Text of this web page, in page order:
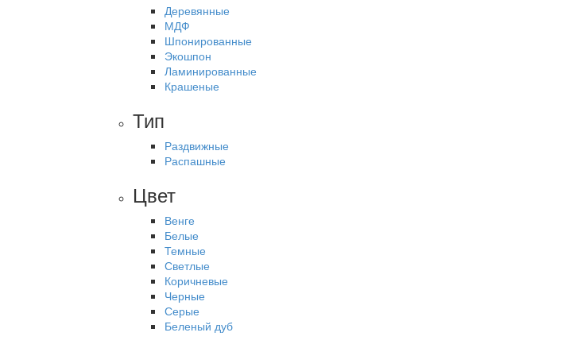
Деревянные
МДФ
Шпонированные
Экошпон
Ламинированные
Крашеные
Тип
Раздвижные
Распашные
Цвет
Венге
Белые
Темные
Светлые
Коричневые
Черные
Серые
Беленый дуб